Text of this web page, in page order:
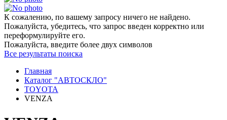
К сожалению, по вашему запросу ничего не найдено.
Пожалуйста, убедитесь, что запрос введен корректно или
переформулируйте его.
Пожалуйста, введите более двух символов
Все результаты поиска
Главная
Каталог "АВТОСКЛО"
TOYOTA
VENZA